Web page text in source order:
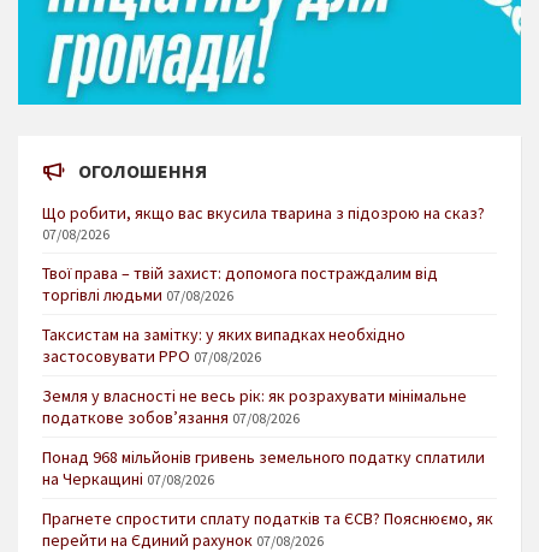
ОГОЛОШЕННЯ
Що робити, якщо вас вкусила тварина з підозрою на сказ?
07/08/2026
Твої права – твій захист: допомога постраждалим від
торгівлі людьми 07/08/2026
Таксистам на замітку: у яких випадках необхідно
застосовувати РРО 07/08/2026
Земля у власності не весь рік: як розрахувати мінімальне
податкове зобов’язання 07/08/2026
Понад 968 мільйонів гривень земельного податку сплатили
на Черкащині 07/08/2026
Прагнете спростити сплату податків та ЄСВ? Пояснюємо, як
перейти на Єдиний рахунок 07/08/2026